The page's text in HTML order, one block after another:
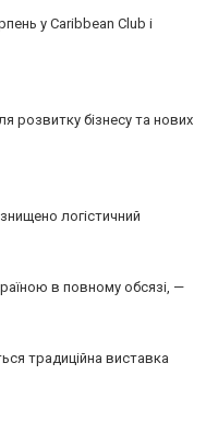
у Caribbean Club і
розвитку бізнесу та нових
логістичний
в повному обсязі, —
традиційна виставка